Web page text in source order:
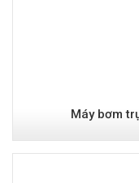
Máy bơm